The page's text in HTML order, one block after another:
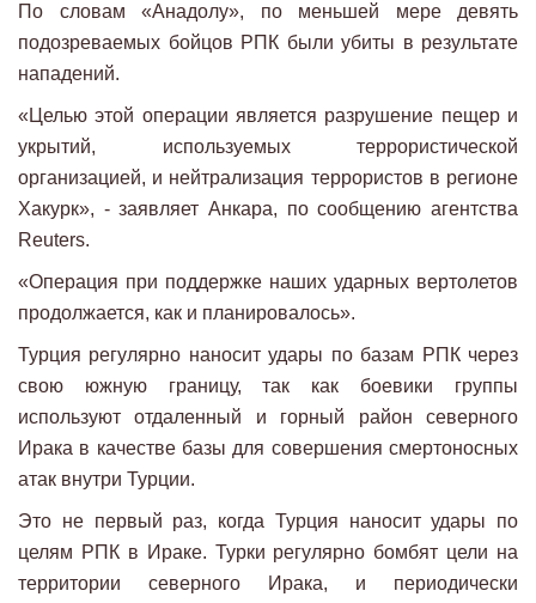
По словам «Анадолу», по меньшей мере девять
подозреваемых бойцов РПК были убиты в результате
нападений.
«Целью этой операции является разрушение пещер и
укрытий, используемых террористической
организацией, и нейтрализация террористов в регионе
Хакурк», - заявляет Анкара, по сообщению агентства
Reuters.
«Операция при поддержке наших ударных вертолетов
продолжается, как и планировалось».
Турция регулярно наносит удары по базам РПК через
свою южную границу, так как боевики группы
используют отдаленный и горный район северного
Ирака в качестве базы для совершения смертоносных
атак внутри Турции.
Это не первый раз, когда Турция наносит удары по
целям РПК в Ираке. Турки регулярно бомбят цели на
территории северного Ирака, и периодически